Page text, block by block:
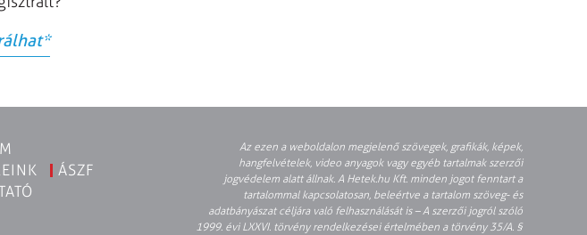
*
ÁSZF
Az ezen a weboldalon megjelenő szövegek, grafikák, képek,
hangfelvételek, video anyagok vagy egyéb tartalmak szerzői
jogvédelem alatt állnak. A Hetek.hu Kft. minden jogot fenntart a
tartalommal kapcsolatosan, beleértve a tartalom szöveg- és
adatbányászat céljára való felhasználását is – A szerzői jogról szóló
1999. évi LXXVI. törvény rendelkezései értelmében a törvény 35/A. §